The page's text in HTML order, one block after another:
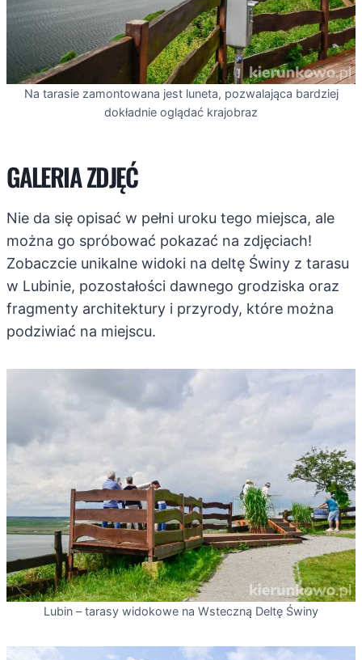
Na tarasie zamontowana jest luneta, pozwalająca bardziej
dokładnie oglądać krajobraz
GALERIA ZDJĘĆ
Nie da się opisać w pełni uroku tego miejsca, ale
można go spróbować pokazać na zdjęciach!
Zobaczcie unikalne widoki na deltę Świny z tarasu
w Lubinie, pozostałości dawnego grodziska oraz
fragmenty architektury i przyrody, które można
podziwiać na miejscu.
Lubin – tarasy widokowe na Wsteczną Deltę Świny